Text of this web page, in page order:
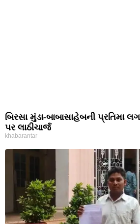
બિરસા મુંડા-બાબાસાહેબની પ્રતિમા
પર લાઠીચાર્જ
khabarantar